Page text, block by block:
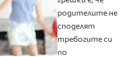
родителите не
споделят
тревогите си
по